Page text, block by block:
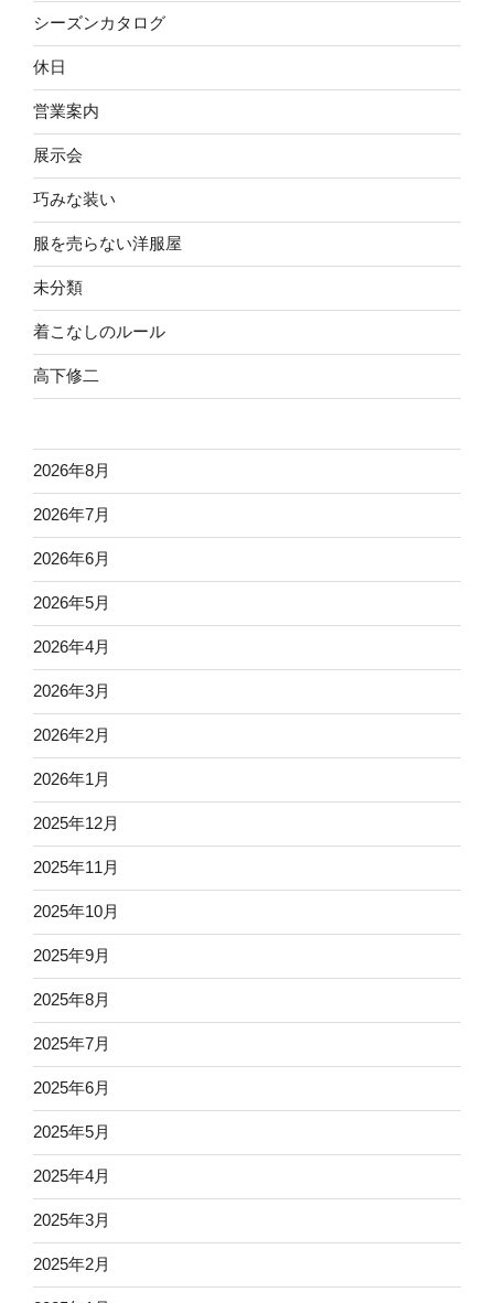
シーズンカタログ
休日
営業案内
展示会
巧みな装い
服を売らない洋服屋
未分類
着こなしのルール
高下修二
2026年8月
2026年7月
2026年6月
2026年5月
2026年4月
2026年3月
2026年2月
2026年1月
2025年12月
2025年11月
2025年10月
2025年9月
2025年8月
2025年7月
2025年6月
2025年5月
2025年4月
2025年3月
2025年2月